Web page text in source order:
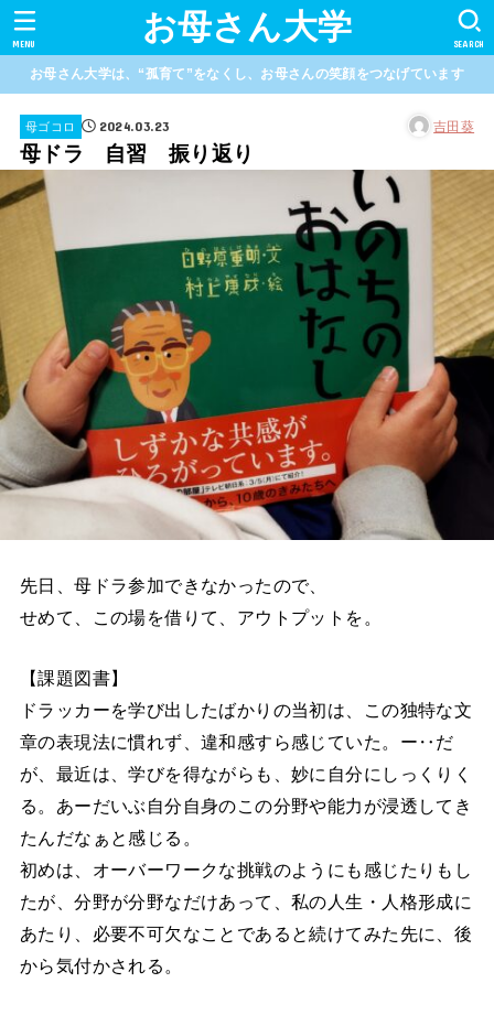
お母さん大学 SEARCH
MENU
お母さん大学は、“孤育て”をなくし、お母さんの笑顔をつなげています
母ゴコロ 2024.03.23 吉田葵
母ドラ 自習 振り返り
先日、母ドラ参加できなかったので、
せめて、この場を借りて、アウトプットを。
【課題図書】
ドラッカーを学び出したばかりの当初は、この独特な文
章の表現法に慣れず、違和感すら感じていた。ー‥だ
が、最近は、学びを得ながらも、妙に自分にしっくりく
る。あーだいぶ自分自身のこの分野や能力が浸透してき
たんだなぁと感じる。
初めは、オーバーワークな挑戦のようにも感じたりもし
たが、分野が分野なだけあって、私の人生・人格形成に
あたり、必要不可欠なことであると続けてみた先に、後
から気付かされる。